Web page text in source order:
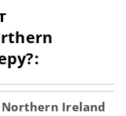
Northern Ireland